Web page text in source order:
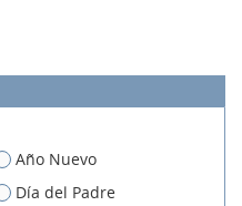
Año Nuevo
Día del Padre